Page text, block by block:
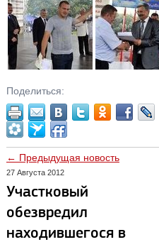
Поделиться:
← Предыдущая новость
27 Августа 2012
Участковый
обезвредил
находившегося в